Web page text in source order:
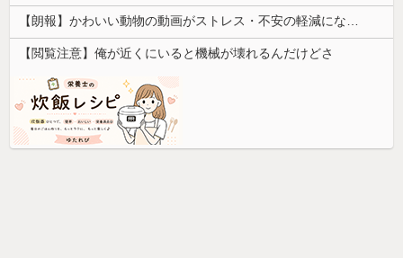
【朗報】かわいい動物の動画がストレス・不安の軽減になる可能性。英大学の研究で実証
【閲覧注意】俺が近くにいると機械が壊れるんだけどさ